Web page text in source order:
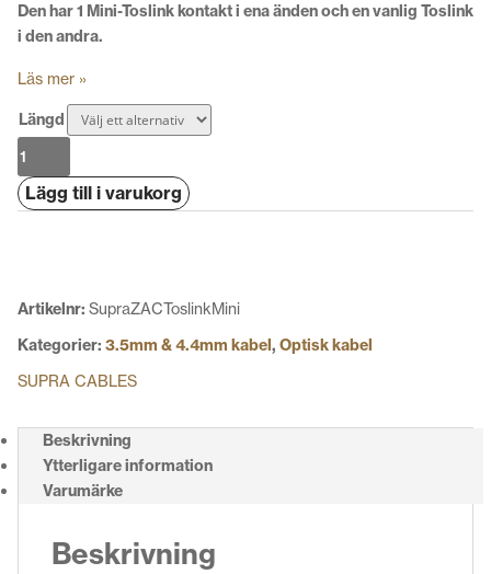
Den har 1 Mini-Toslink kontakt i ena änden och en vanlig Toslink
i den andra.
Läs mer »
Längd
Supra
ZAC
Toslink-
mängd
Lägg till i varukorg
Artikelnr: SupraZACToslinkMini
Kategorier: 3.5mm & 4.4mm kabel, Optisk kabel
SUPRA CABLES
Beskrivning
Ytterligare information
Varumärke
Beskrivning